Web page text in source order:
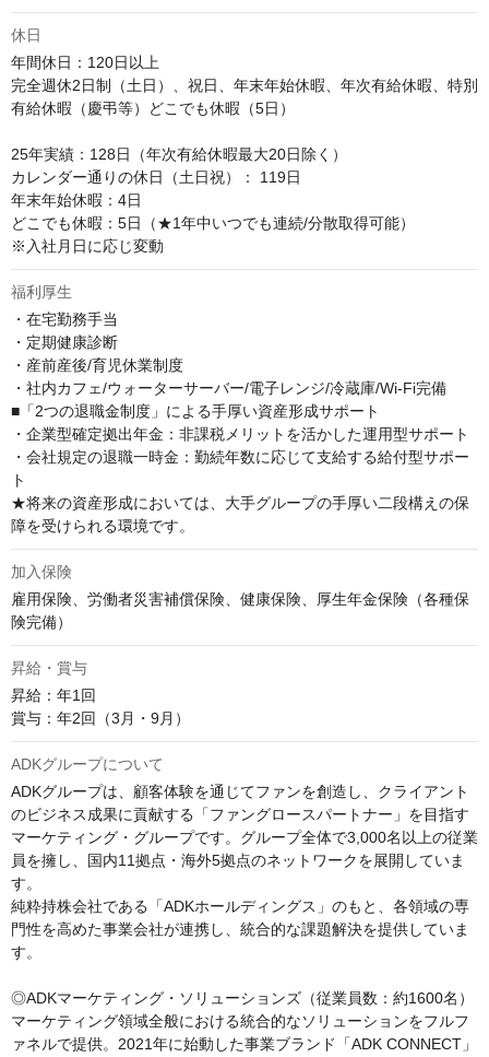
休日
年間休日：120日以上
完全週休2日制（土日）、祝日、年末年始休暇、年次有給休暇、特別
有給休暇（慶弔等）どこでも休暇（5日）
25年実績：128日（年次有給休暇最大20日除く）
カレンダー通りの休日（土日祝）： 119日
年末年始休暇：4日
どこでも休暇：5日（★1年中いつでも連続/分散取得可能）
※入社月日に応じ変動
福利厚生
・在宅勤務手当
・定期健康診断
・産前産後/育児休業制度
・社内カフェ/ウォーターサーバー/電子レンジ/冷蔵庫/Wi-Fi完備
■「2つの退職金制度」による手厚い資産形成サポート
・企業型確定拠出年金：非課税メリットを活かした運用型サポート
・会社規定の退職一時金：勤続年数に応じて支給する給付型サポー
ト
★将来の資産形成においては、大手グループの手厚い二段構えの保
障を受けられる環境です。
加入保険
雇用保険、労働者災害補償保険、健康保険、厚生年金保険（各種保
険完備）
昇給・賞与
昇給：年1回
賞与：年2回（3月・9月）
ADKグループについて
ADKグループは、顧客体験を通じてファンを創造し、クライアント
のビジネス成果に貢献する「ファングロースパートナー」を目指す
マーケティング・グループです。グループ全体で3,000名以上の従業
員を擁し、国内11拠点・海外5拠点のネットワークを展開していま
す。
純粋持株会社である「ADKホールディングス」のもと、各領域の専
門性を高めた事業会社が連携し、統合的な課題解決を提供していま
す。
◎ADKマーケティング・ソリューションズ（従業員数：約1600名）
マーケティング領域全般における統合的なソリューションをフルフ
ァネルで提供。2021年に始動した事業ブランド「ADK CONNECT」